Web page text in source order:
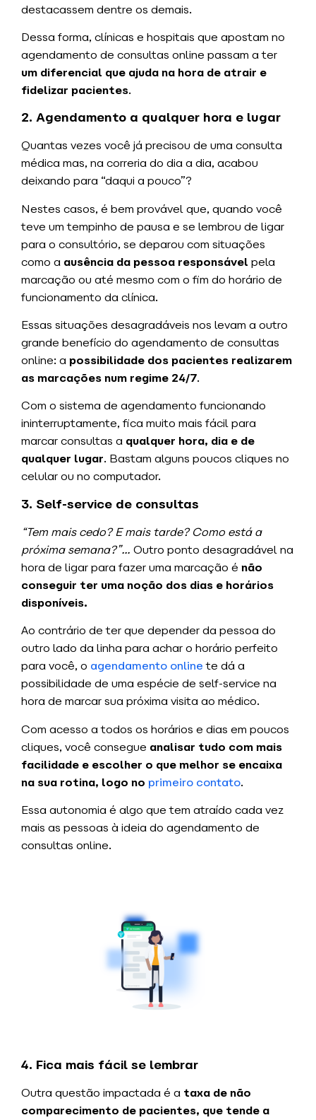
destacassem dentre os demais.
Dessa forma, clínicas e hospitais que apostam no
agendamento de consultas online passam a ter
um diferencial que ajuda na hora de atrair e
fidelizar pacientes.
2. Agendamento a qualquer hora e lugar
Quantas vezes você já precisou de uma consulta
médica mas, na correria do dia a dia, acabou
deixando para “daqui a pouco”?
Nestes casos, é bem provável que, quando você
teve um tempinho de pausa e se lembrou de ligar
para o consultório, se deparou com situações
como a ausência da pessoa responsável pela
marcação ou até mesmo com o fim do horário de
funcionamento da clínica.
Essas situações desagradáveis nos levam a outro
grande benefício do agendamento de consultas
online: apossibilidade dos pacientes realizarem
as marcações num regime 24/7.
Com o sistema de agendamento funcionando
ininterruptamente, fica muito mais fácil para
marcar consultas a qualquer hora, dia e de
qualquer lugar. Bastam alguns poucos cliques no
celular ou no computador.
3. Self-service de consultas
“Tem mais cedo? E mais tarde? Como está a
próxima semana?”… Outro ponto desagradável na
hora de ligar para fazer uma marcação é não
conseguir ter uma noção dos dias e horários
disponíveis.
Ao contrário de ter que depender da pessoa do
outro lado da linha para achar o horário perfeito
para você, o agendamento onlinete dá a
possibilidade de uma espécie de self-service na
hora de marcar sua próxima visita ao médico.
Com acesso a todos os horários e dias em poucos
cliques, você consegue analisar tudo com mais
facilidade e escolher o que melhor se encaixa
na sua rotina, logo no primeiro contato.
Essa autonomia é algo que tem atraído cada vez
mais as pessoas à ideia do agendamento de
consultas online.
4. Fica mais fácil se lembrar
Outra questão impactada é a taxa de não
comparecimento de pacientes, que tende a